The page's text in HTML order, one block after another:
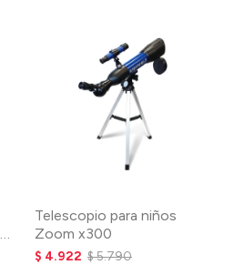
Telescopio para niños
Zoom x300
$ 4.922 $5.790